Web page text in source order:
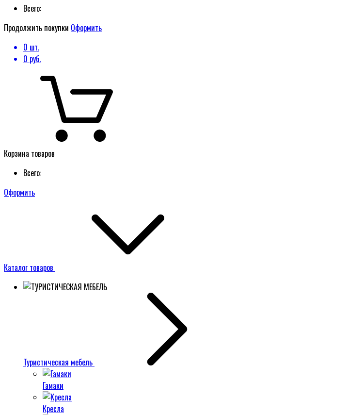
Всего:
Продолжить покупки Оформить
0 шт.
0 руб.
Корзина товаров
Всего:
Оформить
Каталог товаров
Туристическая мебель
Гамаки
Кресла